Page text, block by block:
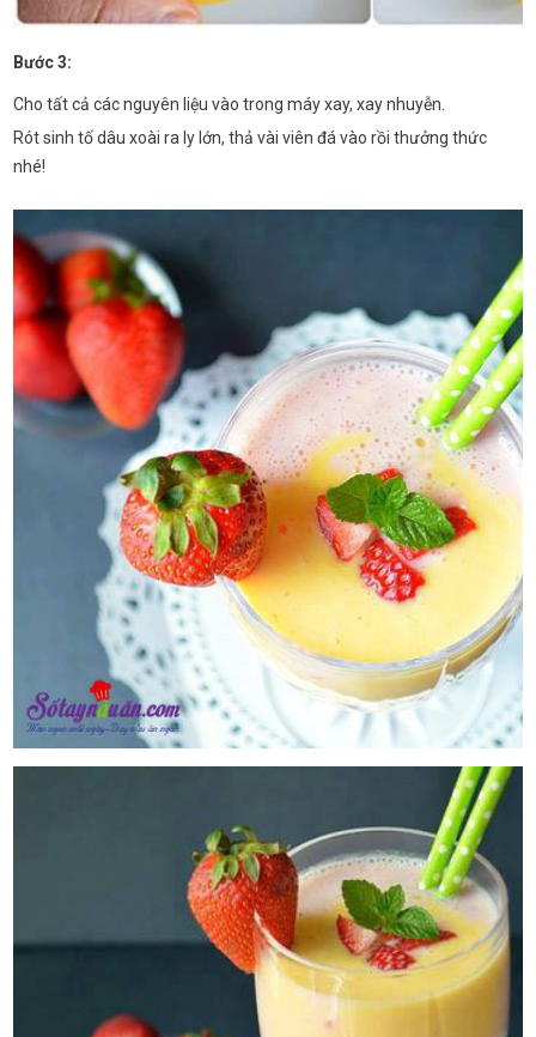
Bước 3:
Cho tất cả các nguyên liệu vào trong máy xay, xay nhuyễn.
Rót sinh tố dâu xoài ra ly lớn, thả vài viên đá vào rồi thưởng thức
nhé!